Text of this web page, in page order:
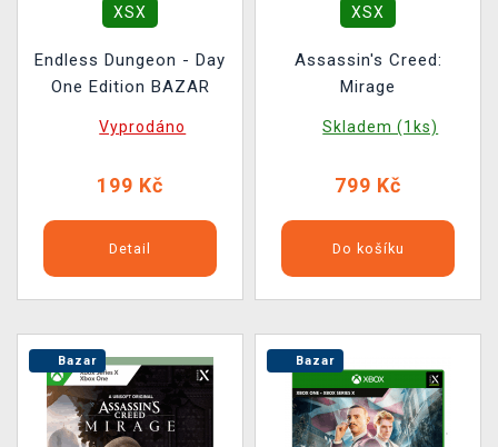
XSX
Endless Dungeon - Day
One Edition BAZAR
Vyprodáno
199 Kč
Detail
XSX
Assassin's Creed:
Mirage
Skladem (1ks)
799 Kč
Do košíku
Bazar Bazar